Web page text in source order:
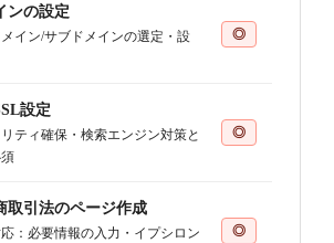
ンの設定
イン/サブドメインの選定・設
◎
設定
ティ確保・検索エンジン対策と
◎
取引法のページ作成
：必要情報の入力・イプシロン
◎